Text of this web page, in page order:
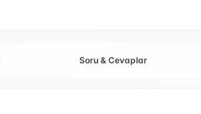
Soru & Cevaplar